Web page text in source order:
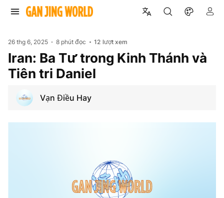
26 thg 6, 2025 8 phút đọc 12 lượt xem
Iran: Ba Tư trong Kinh Thánh và
Tiên tri Daniel
Vạn Điều Hay